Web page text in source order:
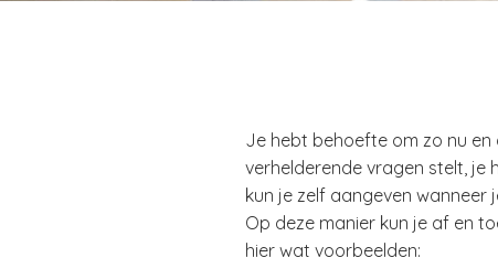
Je hebt behoefte om zo nu
verhelderende vragen stelt, je
kun je zelf aangeven wanneer
Op deze manier kun je af en
hier wat voorbeelden: